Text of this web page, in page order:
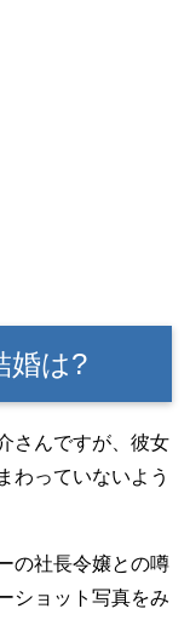
婚は?
さんですが、彼女
わっていないよう
の社長令嬢との噂
ショット写真をみ